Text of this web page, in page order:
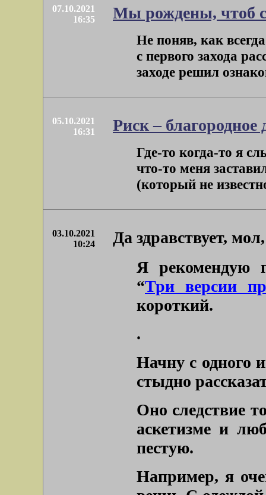
07.10.2021
16:35
Мы рождены, чтоб
Не поняв, как
с первого захода
заходе решил
05.10.2021
16:31
Риск – благородное
Где-то когда-то я
что-то меня
(который не
03.10.2021
10:24
Да здравствует,
Я рекомендую
“Три версии
короткий.
.
Начну с одного
стыдно
Оно следствие
аскетизме и
пестую.
Например, я